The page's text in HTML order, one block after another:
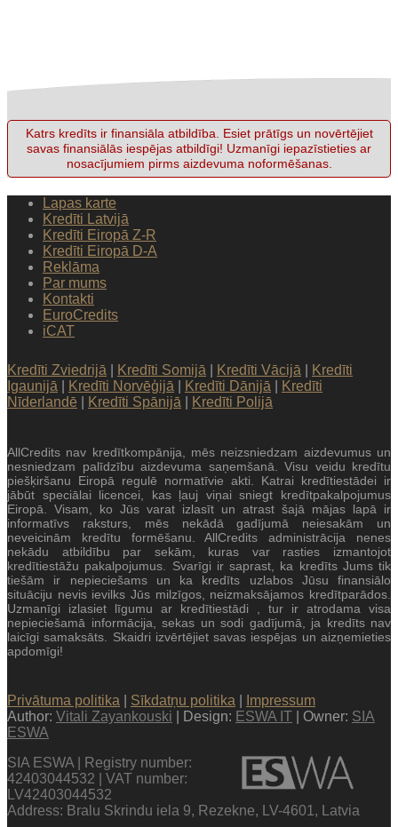
Katrs kredīts ir finansiāla atbildība. Esiet prātīgs un novērtējiet
savas finansiālās iespējas atbildīgi! Uzmanīgi iepazīstieties ar
nosacījumiem pirms aizdevuma noformēšanas.
Lapas karte
Kredīti Latvijā
Kredīti Eiropā Z-R
Kredīti Eiropā D-A
Reklāma
Par mums
Kontakti
EuroCredits
iCAT
Kredīti Zviedrijā Kredīti Somijā Kredīti Vācijā
Kredīti
Igaunijā
Kredīti Norvēģijā Kredīti Dānijā
Kredīti
Nīderlandē
Kredīti Spānijā Kredīti Polijā
AllCredits nav kredītkompānija, mēs neizsniedzam aizdevumus un
nesniedzam palīdzību aizdevuma saņemšanā. Visu veidu kredītu
piešķiršanu Eiropā regulē normatīvie akti. Katrai kredītiestādei ir
jābūt speciālai licencei, kas ļauj viņai sniegt kredītpakalpojumus
Eiropā. Visam, ko Jūs varat izlasīt un atrast šajā mājas lapā ir
informatīvs raksturs, mēs nekādā gadījumā neiesakām un
neveicinām kredītu formēšanu. AllCredits administrācija nenes
nekādu atbildību par sekām, kuras var rasties izmantojot
kredītiestāžu pakalpojumus. Svarīgi ir saprast, ka kredīts Jums tik
tiešām ir nepieciešams un ka kredīts uzlabos Jūsu finansiālo
situāciju nevis ievilks Jūs milzīgos, neizmaksājamos kredītparādos.
Uzmanīgi izlasiet līgumu ar kredītiestādi , tur ir atrodama visa
nepieciešamā informācija, sekas un sodi gadījumā, ja kredīts nav
laicīgi samaksāts. Skaidri izvērtējiet savas iespējas un aizņemieties
apdomīgi!
Privātuma politika Sīkdatņu politika
Impressum
Author: Vitali Zayankouski | Design: ESWA IT | Owner: SIA
ESWA
SIA ESWA | Registry number:
42403044532 | VAT number:
LV42403044532
Address: Bralu Skrindu iela 9, Rezekne, LV-4601, Latvia